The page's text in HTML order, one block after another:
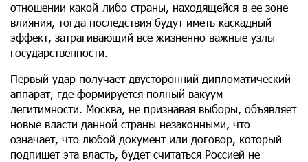
отношении какой-либо страны, находящейся в ее зоне
влияния, тогда последствия будут иметь каскадный
эффект, затрагивающий все жизненно важные узлы
государственности.
Первый удар получает двусторонний дипломатический
аппарат, где формируется полный вакуум
легитимности. Москва, не признавая выборы, объявляет
новые власти данной страны незаконными, что
означает, что любой документ или договор, который
подпишет эта власть, будет считаться Россией не